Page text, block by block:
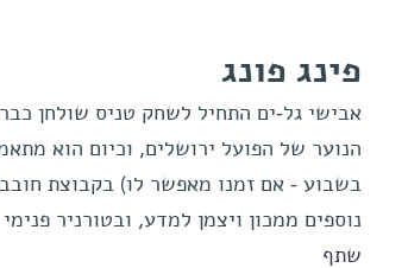
פינג פונג
אבישי גל-ים התחיל לשחק טניס שולחן
הנוער של הפועל ירושלים, וכיום הוא
בשבוע - אם זמנו מאפשר לו) בקבוצת
נוספים ממכון ויצמן למדע, ובטורניר
שתף